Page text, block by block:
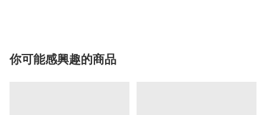
你可能感興趣的商品